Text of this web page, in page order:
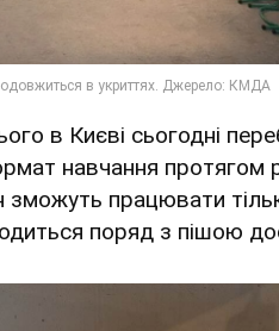
в Києві сьогодні
навчання протягом
зможуть працювати
поряд з пішою